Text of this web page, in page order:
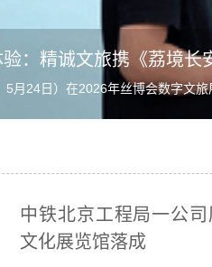
：精诚文旅携《荔境长
月24日）在2026年丝博会数字文
...
中铁北京工程局一公
文化展览馆落成